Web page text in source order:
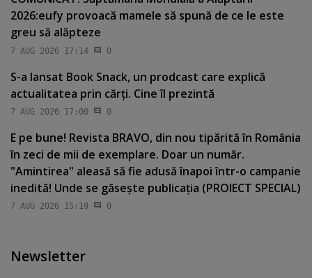
2026:eufy provoacă mamele să spună de ce le este
greu să alăpteze
7 AUG 2026 17:14 0
S-a lansat Book Snack, un prodcast care explică
actualitatea prin cărţi. Cine îl prezintă
7 AUG 2026 17:00 0
E pe bune! Revista BRAVO, din nou tipărită în România
în zeci de mii de exemplare. Doar un număr.
"Amintirea" aleasă să fie adusă înapoi într-o campanie
inedită! Unde se găseşte publicaţia (PROIECT SPECIAL)
7 AUG 2026 15:19 0
Newsletter